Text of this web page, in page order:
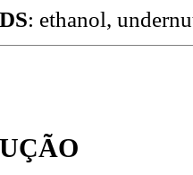
: ethanol,